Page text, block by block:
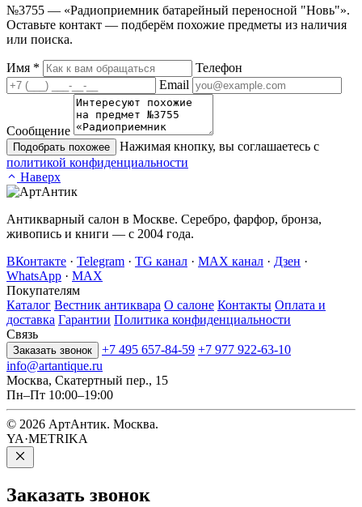
№3755 — «Радиоприемник батарейный переносной "Новь"».
Оставьте контакт — подберём похожие предметы из наличия
или поиска.
Имя *
Телефон
Email
Сообщение
Подобрать похожее
Нажимая кнопку, вы соглашаетесь с
политикой конфиденциальности
Наверх
Антикварный салон в Москве. Серебро, фарфор, бронза,
живопись и книги — с 2004 года.
ВКонтакте · Telegram · TG канал · MAX канал · Дзен ·
WhatsApp · MAX
Покупателям
Каталог Вестник антиквара О салоне Контакты Оплата и
доставка Гарантии Политика конфиденциальности
Связь
Заказать звонок +7 495 657-84-59 +7 977 922-63-10
info@artantique.ru
Москва, Скатертный пер., 15
Пн–Пт 10:00–19:00
© 2026 АртАнтик. Москва.
YA·METRIKA
Заказать звонок